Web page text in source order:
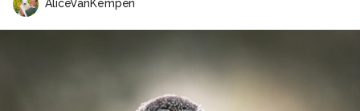
AliceVanKempen